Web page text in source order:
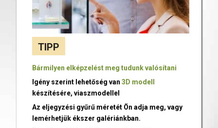
TIPP
Bármilyen elképzelést meg tudunk valósítani
Igény szerint lehetőség van 3D modell
készítésére, viaszmodellel
Az eljegyzési gyűrű méretét Ön adja meg, vagy
lemérhetjük ékszer galériánkban.